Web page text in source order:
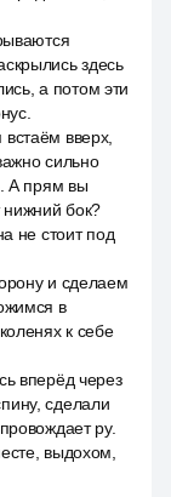
здесь
а потом эти
вверх,
сильно
А прям вы
нижний бок?
не стоит под
и сделаем
в
к себе
вперёд через
сделали
ру.
выдохом,